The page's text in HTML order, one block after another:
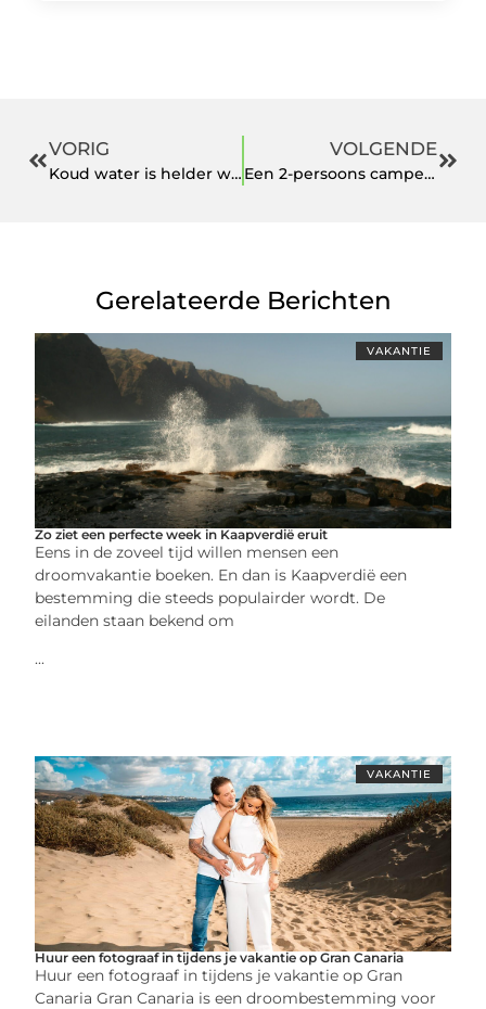
VORIG
Koud water is helder water
VOLGENDE
Een 2-persoons camper kopen voor de ideale vakantie
Gerelateerde Berichten
VAKANTIE
Zo ziet een perfecte week in Kaapverdië eruit
Eens in de zoveel tijd willen mensen een
droomvakantie boeken. En dan is Kaapverdië een
bestemming die steeds populairder wordt. De
eilanden staan bekend om
...
VAKANTIE
Huur een fotograaf in tijdens je vakantie op Gran Canaria
Huur een fotograaf in tijdens je vakantie op Gran
Canaria Gran Canaria is een droombestemming voor